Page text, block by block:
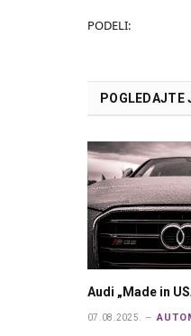
PODELI:
POGLEDAJTE
Audi „Made in
07.08.2025.